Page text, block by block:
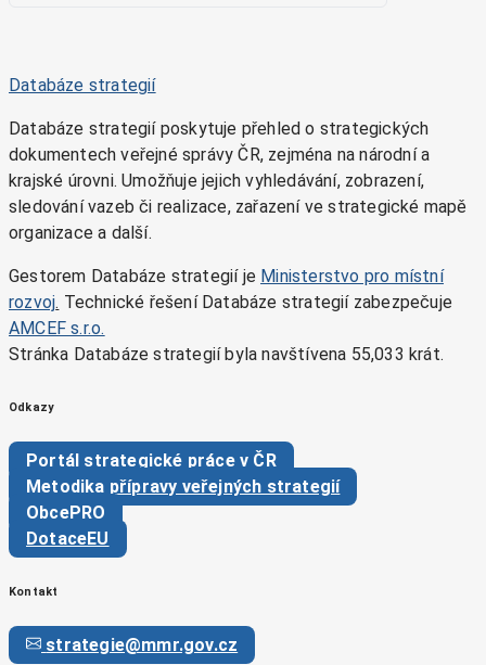
Databáze strategií
Databáze strategií poskytuje přehled o strategických
dokumentech veřejné správy ČR, zejména na národní a
krajské úrovni. Umožňuje jejich vyhledávání, zobrazení,
sledování vazeb či realizace, zařazení ve strategické mapě
organizace a další.
Gestorem Databáze strategií je Ministerstvo pro místní
rozvoj. Technické řešení Databáze strategií zabezpečuje
AMCEF s.r.o.
Stránka Databáze strategií byla navštívena 55,033 krát.
Odkazy
Portál strategické práce v ČR
Metodika přípravy veřejných strategií
ObcePRO
DotaceEU
Kontakt
strategie@mmr.gov.cz